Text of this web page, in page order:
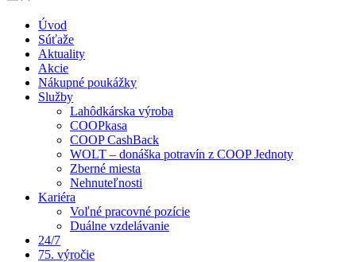
Úvod
Súťaže
Aktuality
Akcie
Nákupné poukážky
Služby
Lahôdkárska výroba
COOPkasa
COOP CashBack
WOLT – donáška potravín z COOP Jednoty
Zberné miesta
Nehnuteľnosti
Kariéra
Voľné pracovné pozície
Duálne vzdelávanie
24/7
75. výročie